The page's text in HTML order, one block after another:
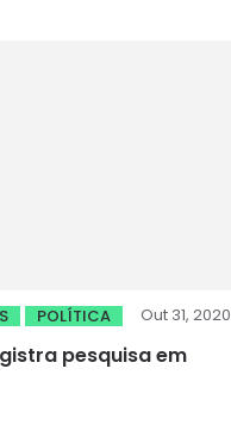
POLÍTICA Out 31, 2020
pesquisa em